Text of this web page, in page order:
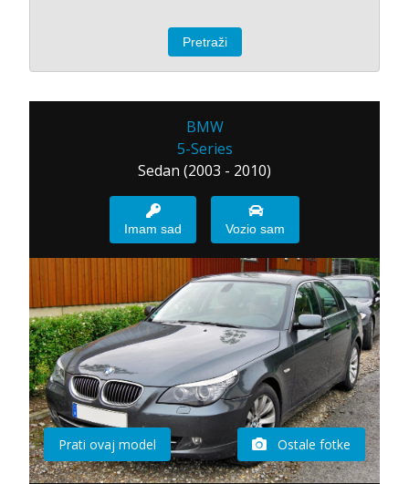
BMW
5-Series
Sedan (2003 - 2010)
Imam sad Vozio sam
Prati ovaj model Ostale fotke